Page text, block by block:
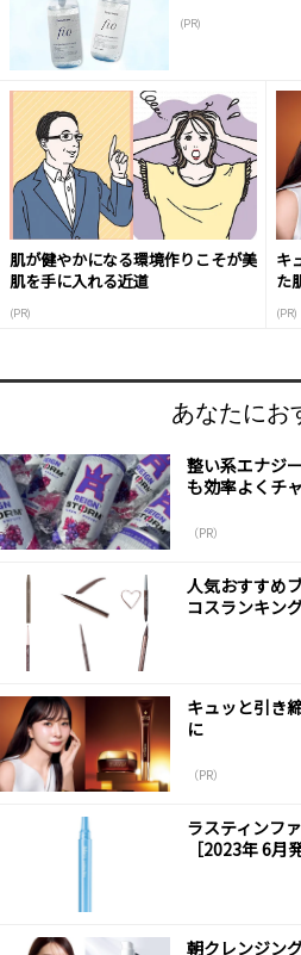
(PR)
肌が健やかになる環境作りこそが美
肌を手に入れる近道
(PR)
キ
た
(PR)
あなたにお
整い系エナジ
も効率よくチ
（PR）
人気おすすめ
コスランキング
キュッと引き
に
（PR）
ラスティンフ
［2023年 6月
朝クレンジン